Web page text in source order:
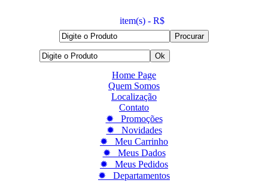
item(s) - R$
Home Page
Quem Somos
Localização
Contato
✹ Promoções
✹ Novidades
✹ Meu Carrinho
✹ Meus Dados
✹ Meus Pedidos
✹ Departamentos